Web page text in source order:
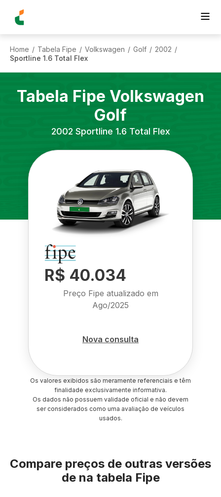
Home / Tabela Fipe / Volkswagen / Golf / 2002 /
Sportline 1.6 Total Flex
Tabela Fipe Volkswagen
Golf
2002 Sportline 1.6 Total Flex
R$ 40.034
Preço Fipe atualizado em
Ago/2025
Nova consulta
Os valores exibidos são meramente referenciais e têm
finalidade exclusivamente informativa.
Os dados não possuem validade oficial e não devem
ser considerados como uma avaliação de veículos
usados.
Compare preços de outras versões
de na tabela Fipe